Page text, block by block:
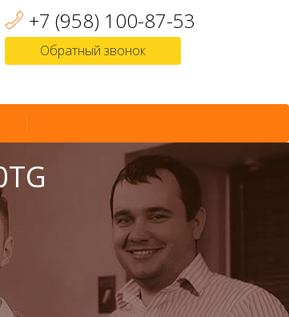
+7 (958) 100-87-53
Обратный звонок